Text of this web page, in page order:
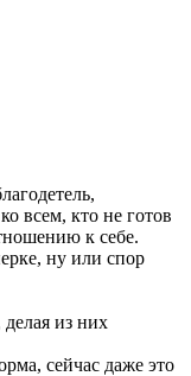
всем, кто не готов
к cебе.
ну или спор
из них
сейчас даже это